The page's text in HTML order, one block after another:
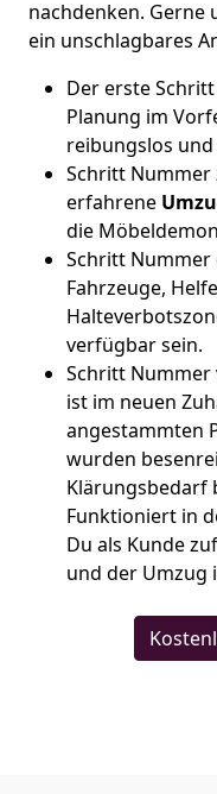
nachdenken.
ein unschlagbares
Der erste
Planung im
reibungslos
Schritt Nummer
erfahrene
die
Schritt Nummer
Fahrzeuge,
verfügbar sein.
Schritt Nummer
ist im neuen
angestammten
wurden
Klärungsbedarf
Funktioniert in
Du als Kunde
und der Umzug